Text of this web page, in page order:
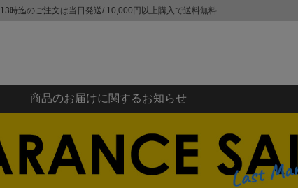
13時迄のご注文は当日発送/ 10,000円以上購入で送料無料
商品のお届けに関するお知らせ